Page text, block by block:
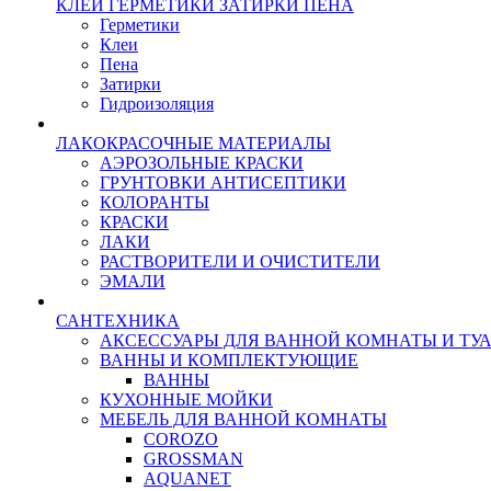
КЛЕИ ГЕРМЕТИКИ ЗАТИРКИ ПЕНА
Герметики
Клеи
Пена
Затирки
Гидроизоляция
ЛАКОКРАСОЧНЫЕ МАТЕРИАЛЫ
АЭРОЗОЛЬНЫЕ КРАСКИ
ГРУНТОВКИ АНТИСЕПТИКИ
КОЛОРАНТЫ
КРАСКИ
ЛАКИ
РАСТВОРИТЕЛИ И ОЧИСТИТЕЛИ
ЭМАЛИ
САНТЕХНИКА
АКСЕССУАРЫ ДЛЯ ВАННОЙ КОМНАТЫ И
ВАННЫ И КОМПЛЕКТУЮЩИЕ
ВАННЫ
КУХОННЫЕ МОЙКИ
МЕБЕЛЬ ДЛЯ ВАННОЙ КОМНАТЫ
COROZO
GROSSMAN
AQUANET